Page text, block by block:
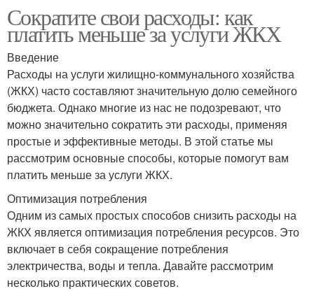
Сократите свои расходы: как
платить меньше за услуги ЖКХ
Введение
Расходы на услуги жилищно-коммунального хозяйства
(ЖКХ) часто составляют значительную долю семейного
бюджета. Однако многие из нас не подозревают, что
можно значительно сократить эти расходы, применяя
простые и эффективные методы. В этой статье мы
рассмотрим основные способы, которые помогут вам
платить меньше за услуги ЖКХ.
Оптимизация потребления
Одним из самых простых способов снизить расходы на
ЖКХ является оптимизация потребления ресурсов. Это
включает в себя сокращение потребления
электричества, воды и тепла. Давайте рассмотрим
несколько практических советов.